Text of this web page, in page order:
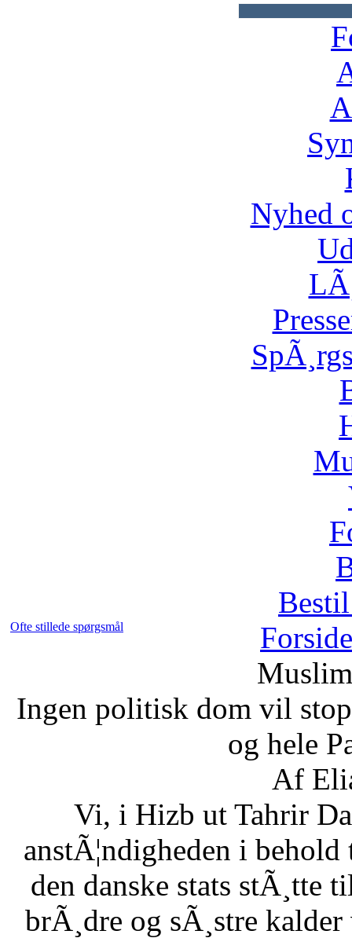
Nyhed
Ofte stillede spørgsmål
Forside
Ingen politisk dom vil
og hele
Af
Vi, i Hizb ut Tahrir
anstÃ¦ndigheden i
den danske stats stÃ¸tte
brÃ¸dre og sÃ¸stre